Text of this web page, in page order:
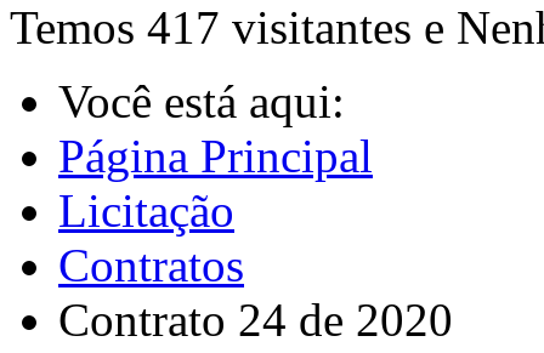
Temos 417 visitantes e
Você está aqui:
Página Principal
Licitação
Contratos
Contrato 24 de 2020